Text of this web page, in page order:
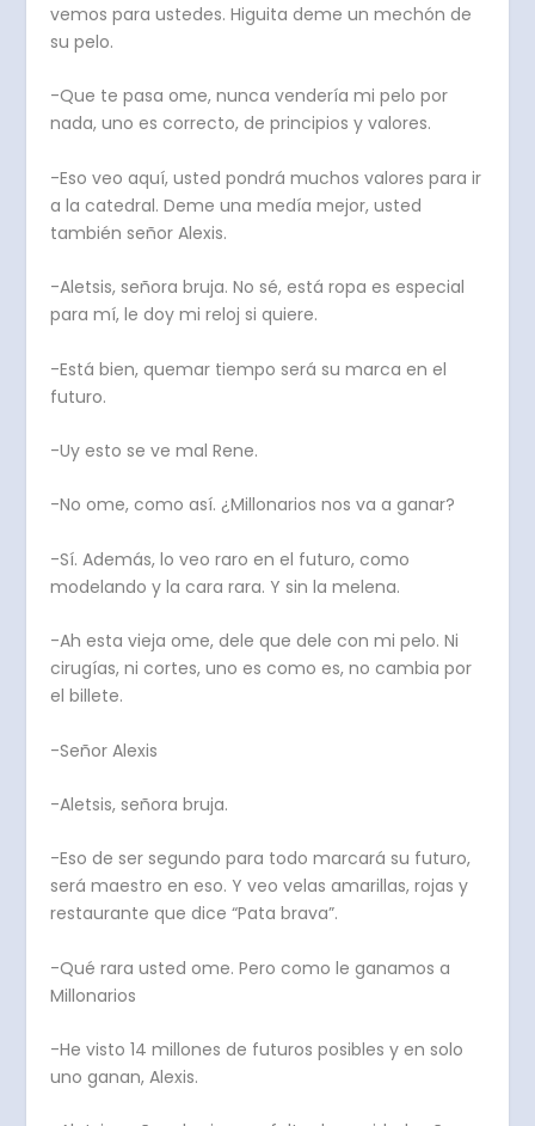
vemos para ustedes. Higuita deme un mechón de
su pelo.
-Que te pasa ome, nunca vendería mi pelo por
nada, uno es correcto, de principios y valores.
-Eso veo aquí, usted pondrá muchos valores para ir
a la catedral. Deme una medía mejor, usted
también señor Alexis.
-Aletsis, señora bruja. No sé, está ropa es especial
para mí, le doy mi reloj si quiere.
-Está bien, quemar tiempo será su marca en el
futuro.
-Uy esto se ve mal Rene.
-No ome, como así. ¿Millonarios nos va a ganar?
-Sí. Además, lo veo raro en el futuro, como
modelando y la cara rara. Y sin la melena.
-Ah esta vieja ome, dele que dele con mi pelo. Ni
cirugías, ni cortes, uno es como es, no cambia por
el billete.
-Señor Alexis
-Aletsis, señora bruja.
-Eso de ser segundo para todo marcará su futuro,
será maestro en eso. Y veo velas amarillas, rojas y
restaurante que dice “Pata brava”.
-Qué rara usted ome. Pero como le ganamos a
Millonarios
-He visto 14 millones de futuros posibles y en solo
uno ganan, Alexis.